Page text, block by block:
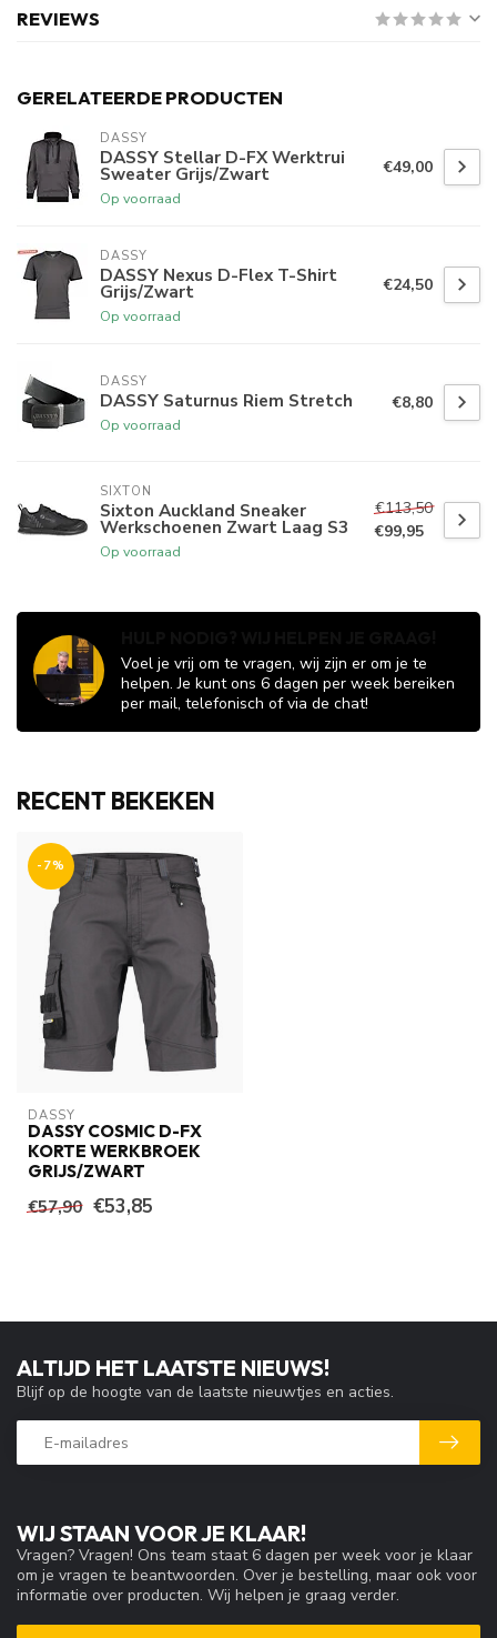
REVIEWS
GERELATEERDE PRODUCTEN
DASSY
DASSY Stellar D-FX Werktrui
Sweater Grijs/Zwart
Op voorraad
€49,00
DASSY
DASSY Nexus D-Flex T-Shirt
Grijs/Zwart
Op voorraad
€24,50
DASSY
DASSY Saturnus Riem Stretch
Op voorraad
€8,80
SIXTON
Sixton Auckland Sneaker
Werkschoenen Zwart Laag S3
Op voorraad
€113,50
€99,95
Voel je vrij om te vragen, wij zijn er om je te
helpen. Je kunt ons 6 dagen per week bereiken
per mail, telefonisch of via de chat!
RECENT BEKEKEN
-7%
DASSY
DASSY COSMIC D-FX
KORTE WERKBROEK
GRIJS/ZWART
€57,90 €53,85
WIJ STAAN VOOR JE KLAAR!
Vragen? Vragen! Ons team staat 6 dagen per week voor je klaar
om je vragen te beantwoorden. Over je bestelling, maar ook voor
informatie over producten. Wij helpen je graag verder.
ALTIJD HET LAATSTE NIEUWS!
Blijf op de hoogte van de laatste nieuwtjes en acties.